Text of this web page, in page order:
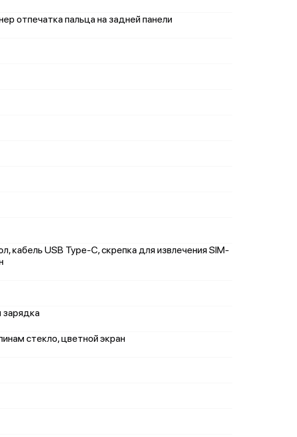
отпечатка пальца на задней панели
кабель USB Type-C, скрепка для извлечения SIM-
зарядка
стекло, цветной экран